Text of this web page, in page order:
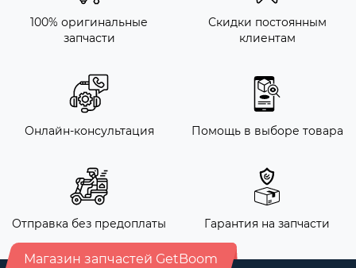
100% оригинальные
запчасти
Скидки постоянным
клиентам
Онлайн-консультация Помощь в выборе товара
Отправка без предоплаты Гарантия на запчасти
Магазин запчастей GetBoom